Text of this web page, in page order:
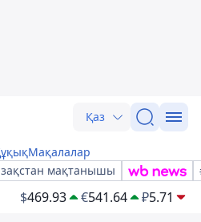
Қаз
Мақалалар
мақтанышы
$469.93 €541.64 ₽5.71